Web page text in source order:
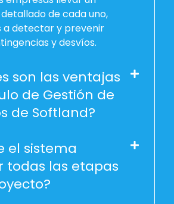
de cada uno,
a detectar y prevenir
y desvíos.
son las ventajas
de Gestión de
de Softland?
el sistema
todas las etapas